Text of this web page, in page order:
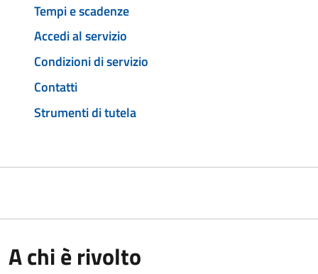
Tempi e scadenze
Accedi al servizio
Condizioni di servizio
Contatti
Strumenti di tutela
A chi è rivolto